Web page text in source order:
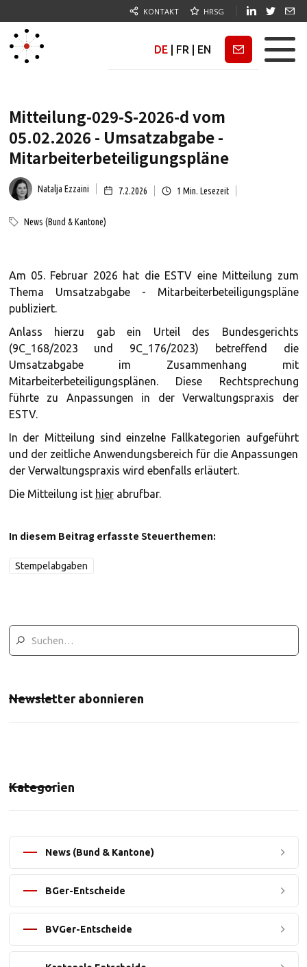
KONTAKT HRSG
DE FR EN Newsletter
Mitteilung-029-S-2026-d vom
05.02.2026 - Umsatzabgabe -
Mitarbeiterbeteiligungspläne
Natalja Ezzaini 7.2.2026 1 Min. Lesezeit
News (Bund & Kantone)
Am 05. Februar 2026 hat die ESTV eine Mitteilung zum
Thema Umsatzabgabe - Mitarbeiterbeteiligungspläne
publiziert.
Anlass hierzu gab ein Urteil des Bundesgerichts
(9C_168/2023 und 9C_176/2023) betreffend die
Umsatzabgabe im Zusammenhang mit
Mitarbeiterbeteiligungsplänen. Diese Rechtsprechung
führte zu Anpassungen in der Verwaltungspraxis der
ESTV.
In der Mitteilung sind einzelne Fallkategorien aufgeführt
und der zeitliche Anwendungsbereich für die Anpassungen
der Verwaltungspraxis wird ebenfalls erläutert.
Die Mitteilung ist hierabrufbar.
In diesem Beitrag erfasste Steuerthemen:
Stempelabgaben
Newsletter abonnieren
Kategorien
News (Bund & Kantone)
BGer-Entscheide
BVGer-Entscheide